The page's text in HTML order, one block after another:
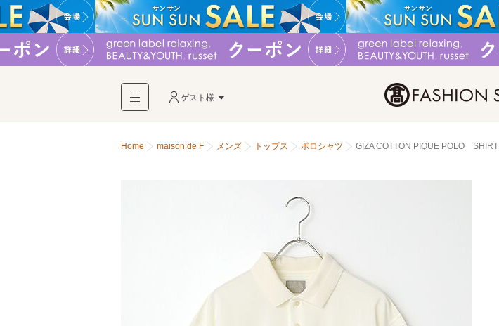
ゲスト様
Home maison de F メンズ トップス ポロシャツ GIZA COTTON PIQUE POLO SHIRT